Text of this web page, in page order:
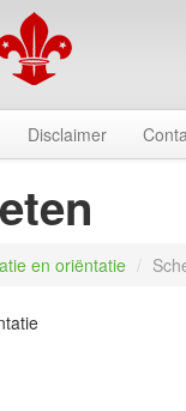
Disclaimer
en oriëntatie /